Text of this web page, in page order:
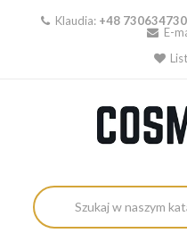
Klaudia: +48 730634730
E-